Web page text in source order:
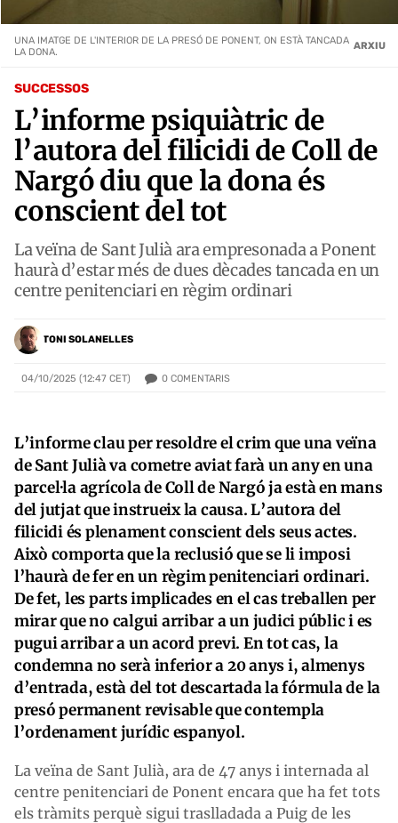
SUCCESSOS
L’informe psiquiàtric de
l’autora del filicidi de Coll de
Nargó diu que la dona és
conscient del tot
La veïna de Sant Julià ara empresonada a Ponent
haurà d’estar més de dues dècades tancada en un
centre penitenciari en règim ordinari
TONI SOLANELLES
04/10/2025 (12:47 CET) 0 COMENTARIS
UNA IMATGE DE L'INTERIOR DE LA PRESÓ DE PONENT, ON ESTÀ TANCADA
LA DONA.
ARXIU
L’informe clau per resoldre el crim que una veïna
de Sant Julià va cometre aviat farà un any en una
parcel·la agrícola de Coll de Nargó ja està en mans
del jutjat que instrueix la causa. L’autora del
filicidi és plenament conscient dels seus actes.
Això comporta que la reclusió que se li imposi
l’haurà de fer en un règim penitenciari ordinari.
De fet, les parts implicades en el cas treballen per
mirar que no calgui arribar a un judici públic i es
pugui arribar a un acord previ. En tot cas, la
condemna no serà inferior a 20 anys i, almenys
d’entrada, està del tot descartada la fórmula de la
presó permanent revisable que contempla
l’ordenament jurídic espanyol.
La veïna de Sant Julià, ara de 47 anys i internada al
centre penitenciari de Ponent encara que ha fet tots
els tràmits perquè sigui traslladada a Puig de les